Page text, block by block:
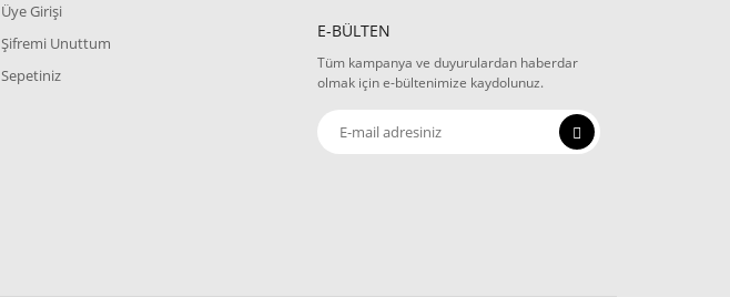
Üye Girişi
Şifremi Unuttum
Sepetiniz
E-BÜLTEN
Tüm kampanya ve duyurulardan haberdar
olmak için e-bültenimize kaydolunuz.